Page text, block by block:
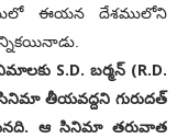
ఈయన దేశములోని
S.D. బర్మన్ (R.D.
సినిమా తీయవద్దని గురుదత్
ఆ సినిమా తరువాత